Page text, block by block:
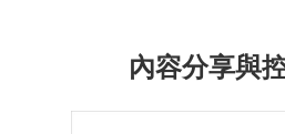
內容分享與